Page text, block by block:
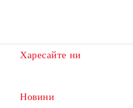
Харесайте ни
Новини